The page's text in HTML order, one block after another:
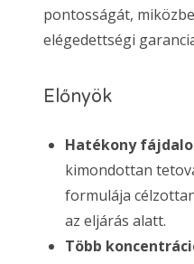
pontosságát,
elégedettségi
Előnyök
Hatékony
kimondottan
formulája
az eljárás alatt.
Több